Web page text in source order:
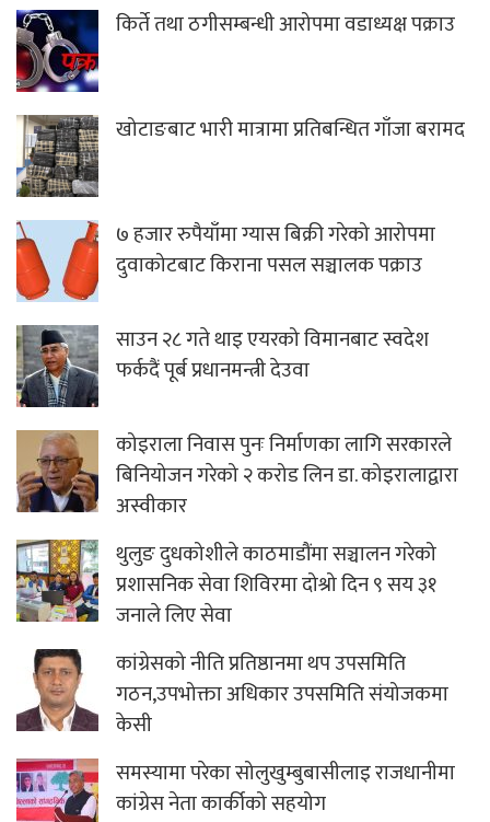
किर्ते तथा ठगीसम्बन्धी आरोपमा वडाध्यक्ष पक्राउ
खोटाङबाट भारी मात्रामा प्रतिबन्धित गाँजा बरामद
७ हजार रुपैयाँमा ग्यास बिक्री गरेको आरोपमा
दुवाकोटबाट किराना पसल सञ्चालक पक्राउ
साउन २८ गते थाइ एयरको विमानबाट स्वदेश
फर्कदैं पूर्ब प्रधानमन्त्री देउवा
कोइराला निवास पुनः निर्माणका लागि सरकारले
बिनियोजन गरेको २ करोड लिन डा. कोइरालाद्वारा
अस्वीकार
थुलुङ दुधकोशीले काठमाडौंमा सञ्चालन गरेको
प्रशासनिक सेवा शिविरमा दोश्रो दिन ९ सय ३१
जनाले लिए सेवा
कांग्रेसको नीति प्रतिष्ठानमा थप उपसमिति
गठन,उपभोक्ता अधिकार उपसमिति संयोजकमा
केसी
समस्यामा परेका सोलुखुम्बुबासीलाइ राजधानीमा
कांग्रेस नेता कार्कीको सहयोग